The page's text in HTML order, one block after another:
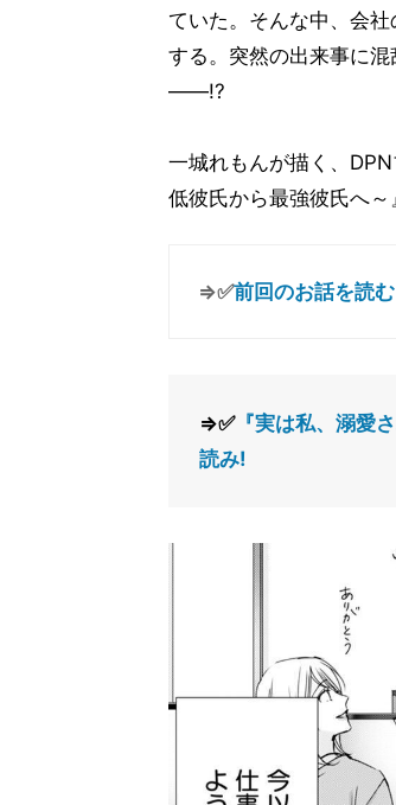
ていた。そんな中、会
する。突然の出来事に
――!?
一城れもんが描く、
低彼氏から最強彼氏へ～
⇒✅前回のお話を読む
⇒✅『実は私、溺愛
読み!